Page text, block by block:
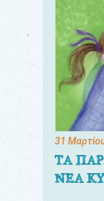
31
ΤΑ
ΝΕΑ